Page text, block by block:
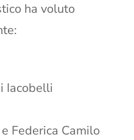
ha voluto
Iacobelli
Federica Camilo